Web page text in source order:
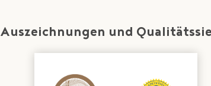
Auszeichnungen und